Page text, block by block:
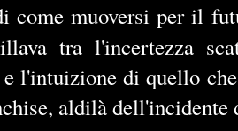
come muoversi per il
tra l'incertezza
l'intuizione di quello
aldilà